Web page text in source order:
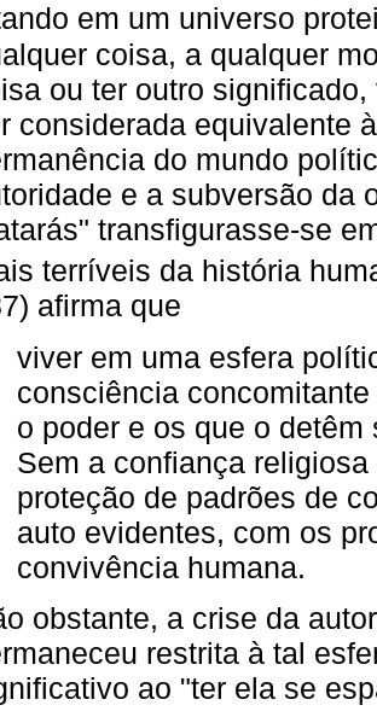
em um universo
coisa, a qualquer
ou ter outro
considerada equivalente
do mundo
e a subversão da
transfigurasse-se
terríveis da história
afirma que
viver em uma esfera
consciência
o poder e os que o
Sem a confiança
proteção de padrões de
auto evidentes, com os
convivência humana.
obstante, a crise da
restrita à tal
ao "ter ela se